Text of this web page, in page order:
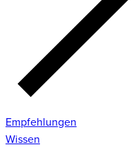
Empfehlungen
Wissen